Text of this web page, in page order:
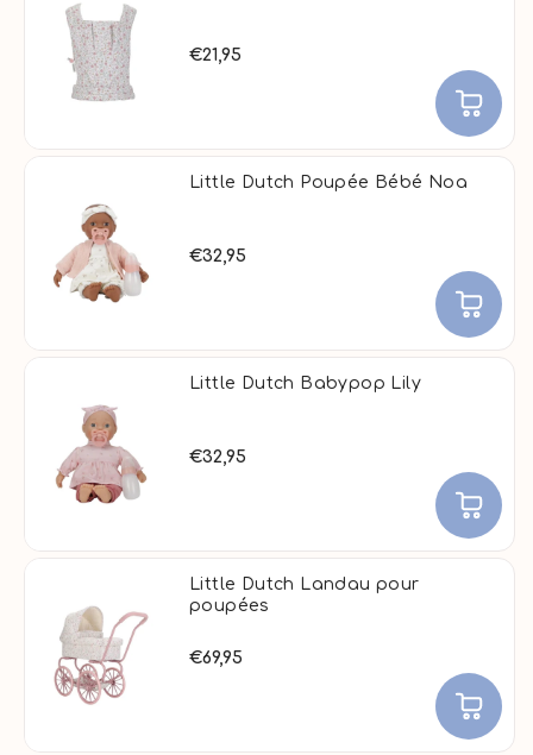
€21,95
Little Dutch Poupée Bébé Noa
€32,95
Little Dutch Babypop Lily
€32,95
Little Dutch Landau pour
poupées
€69,95